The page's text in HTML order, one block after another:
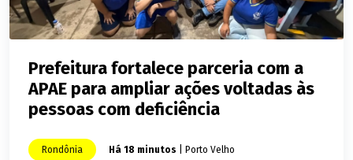
Prefeitura fortalece parceria com a
APAE para ampliar ações voltadas às
pessoas com deficiência
Rondônia Há 18 minutos | Porto Velho